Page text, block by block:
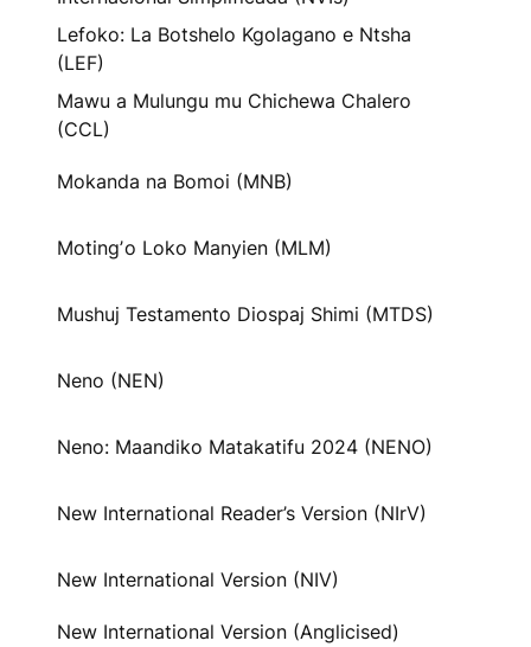
Lefoko: La Botshelo Kgolagano e Ntsha
(LEF)
Mawu a Mulungu mu Chichewa Chalero
(CCL)
Mokanda na Bomoi (MNB)
Motingʼo Loko Manyien (MLM)
Mushuj Testamento Diospaj Shimi (MTDS)
Neno (NEN)
Neno: Maandiko Matakatifu 2024 (NENO)
New International Reader’s Version (NIrV)
New International Version (NIV)
New International Version (Anglicised)